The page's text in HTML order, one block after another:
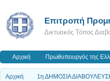
Επιτροπή
Δικτυακός Τόπος
Αρχική Πρωθυπουργός της
Αρχική
1η ΔΗΜΟΣΙΑ